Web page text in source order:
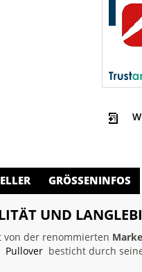
GRÖSSENINFOS
UND
von der renommierten
Pullover besticht durch